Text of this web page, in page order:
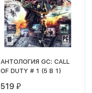
АНТОЛОГИЯ GC: CALL
OF DUTY # 1 (5 В 1)
519 ₽